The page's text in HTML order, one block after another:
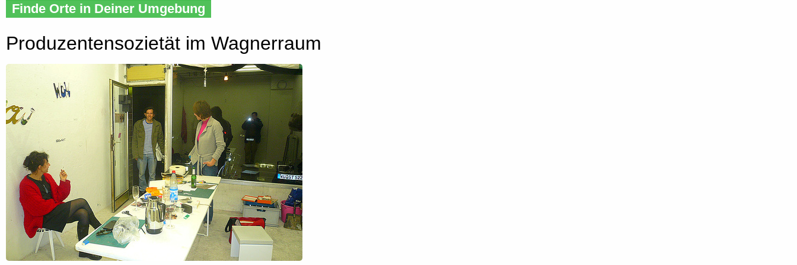
Finde Orte in Deiner Umgebung
Produzentensozietät im Wagnerraum